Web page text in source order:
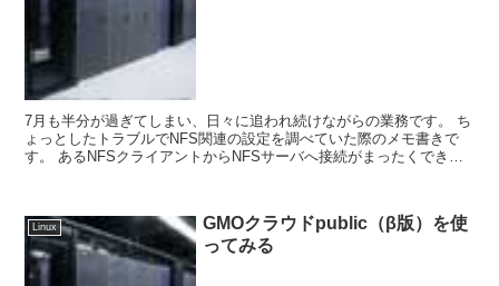
7月も半分が過ぎてしまい、日々に追われ続けながらの業務です。 ち
ょっとしたトラブルでNFS関連の設定を調べていた際のメモ書きで
す。 あるNFSクライアントからNFSサーバへ接続がまったくできな
Linux
GMOクラウドpublic（β版）を使
ってみる